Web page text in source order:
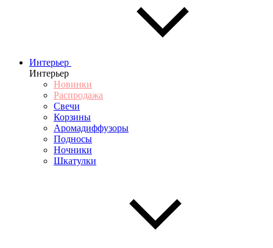
Интерьер
Интерьер
Новинки
Распродажа
Свечи
Корзины
Аромадиффузоры
Подносы
Ночники
Шкатулки